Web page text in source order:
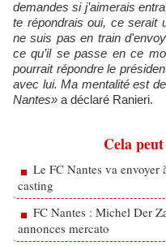
demandes si j’aimerais
te répondrais oui, ce
ne suis pas en train
ce qu’il se passe en ce
pourrait répondre le
avec lui. Ma mentalité est
Nantes» a déclaré Ranieri.
Cela
Le FC Nantes va envoyer
casting
FC Nantes : Michel Der
annonces mercato